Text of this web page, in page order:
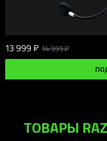
13 999 ₽ 14 999 ₽
ТОВАРЫ